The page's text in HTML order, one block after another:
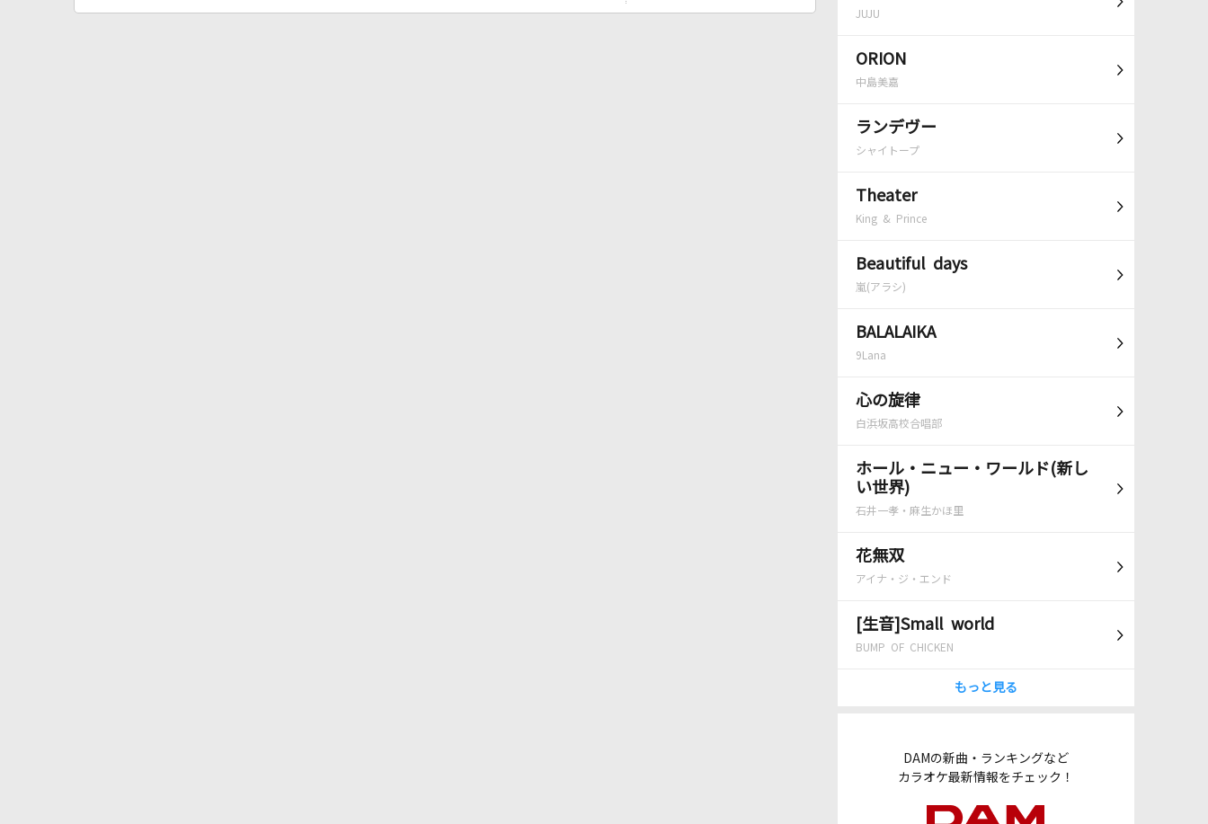
JUJU
ORION
中島美嘉
ランデヴー
シャイトープ
Theater
King & Prince
Beautiful days
嵐(アラシ)
BALALAIKA
9Lana
心の旋律
白浜坂高校合唱部
ホール・ニュー・ワールド(新し
い世界)
石井一孝・麻生かほ里
花無双
アイナ・ジ・エンド
[生音]Small world
BUMP OF CHICKEN
もっと見る
DAMの新曲・ランキングなど
カラオケ最新情報をチェック！